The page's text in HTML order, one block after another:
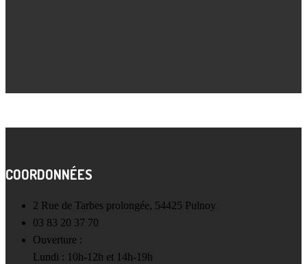
COORDONNÉES
2 Rue de Tarbes prolongée, 54425 Pulnoy
03 83 20 37 70
Ouverture :
Lundi : 10h-12h et 14h-19h